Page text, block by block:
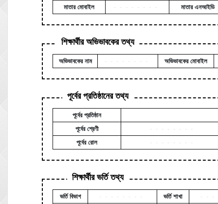
মাতার মোবাইল
-------- মাতার এনআইডি
শিক্ষার্থীর অভিভাবকের তথ্য
অভিভাবকের নাম -------- অভিভাবকের মোবাইল
পূর্বের প্রতিষ্ঠানের তথ্য
পূর্বের প্রতিষ্ঠান
পূর্বের শ্রেণী
--------
পূর্বের রোল
--------
শিক্ষার্থীর ভর্তি তথ্য
ভর্তি বিভাগ -------- ভর্তি শাখা